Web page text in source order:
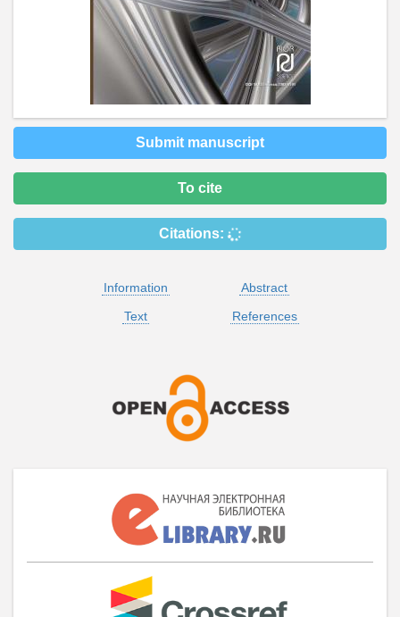
Submit manuscript
To cite
Citations:
Information
Abstract
Text
References